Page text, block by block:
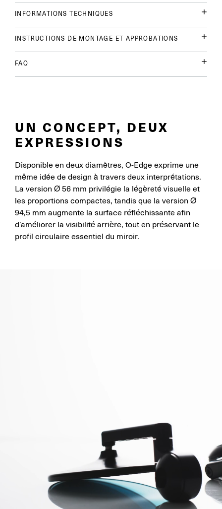
INFORMATIONS TECHNIQUES
INSTRUCTIONS DE MONTAGE ET APPROBATIONS
FAQ
UN CONCEPT, DEUX
EXPRESSIONS
Disponible en deux diamètres, O-Edge exprime une
même idée de design à travers deux interprétations.
La version Ø 56 mm privilégie la légèreté visuelle et
les proportions compactes, tandis que la version Ø
94,5 mm augmente la surface réfléchissante afin
d’améliorer la visibilité arrière, tout en préservant le
profil circulaire essentiel du miroir.